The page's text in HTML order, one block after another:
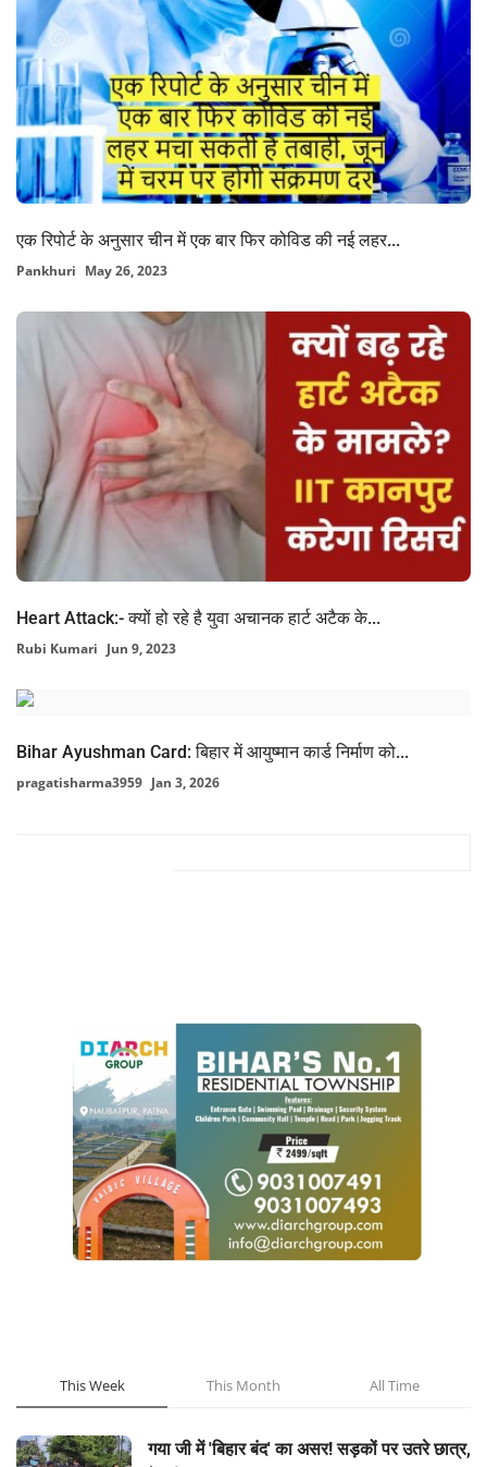
एक रिपोर्ट के अनुसार चीन में एक बार फिर कोविड की नई लहर...
Pankhuri May 26, 2023
Heart Attack:- क्यों हो रहे है युवा अचानक हार्ट अटैक के...
Rubi Kumari Jun 9, 2023
Bihar Ayushman Card: बिहार में आयुष्मान कार्ड निर्माण को...
pragatisharma3959 Jan 3, 2026
This Week This Month All Time
गया जी में 'बिहार बंद' का असर! सड़कों पर उतरे छात्र,